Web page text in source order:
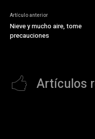
Artículo anterior
Nieve y mucho aire, tome
precauciones
Artículos